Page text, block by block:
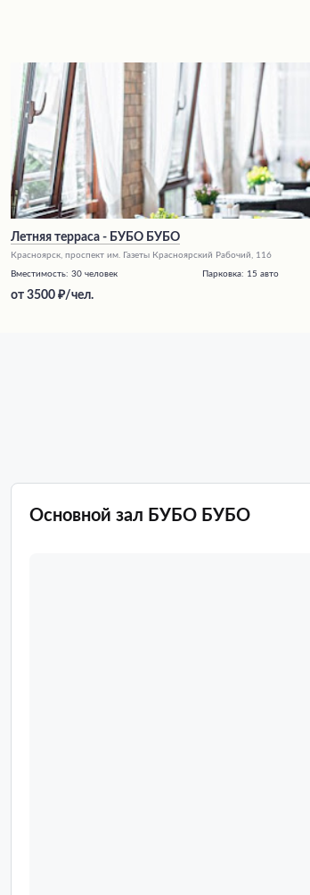
Летняя терраса - БУБО БУБО
Красноярск, проспект им. Газеты Красноярский Рабочий, 116
Вместимость: 30 человек Парковка: 15 авто
от 3500 /чел.
Основной зал БУБО БУБО